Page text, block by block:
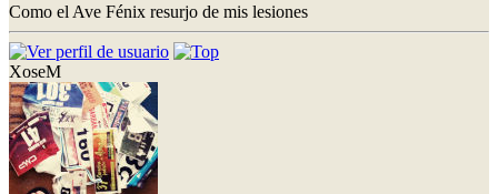
Como el Ave Fénix resurjo de mis lesiones
XoseM